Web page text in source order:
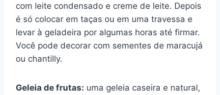
com leite condensado e creme de leite. Depois
é só colocar em taças ou em uma travessa e
levar à geladeira por algumas horas até firmar.
Você pode decorar com sementes de maracujá
ou chantilly.
Geleia de frutas: uma geleia caseira e natural,